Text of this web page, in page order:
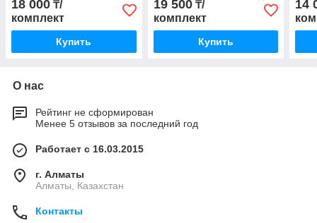
18 000 ₸/
комплект
Купить
19 500₸/
комплект
Купить
14
О нас
Рейтинг не сформирован
Менее 5 отзывов за последний год
Работает с 16.03.2015
г. Алматы
Алматы, Казахстан
Контакты